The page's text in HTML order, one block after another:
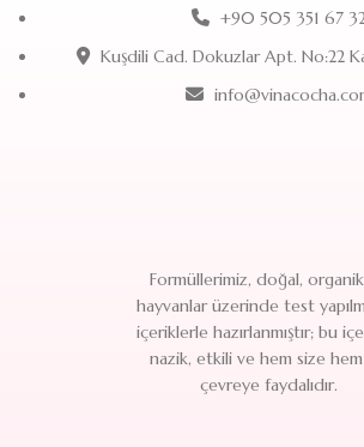
+90 505 351 67
Kuşdili Cad. Dokuzlar Apt. No:22
Formüllerimiz, doğal,
hayvanlar üzerinde test
içeriklerle hazırlanmıştır; bu
nazik, etkili ve hem size
çevreye faydalıdır.